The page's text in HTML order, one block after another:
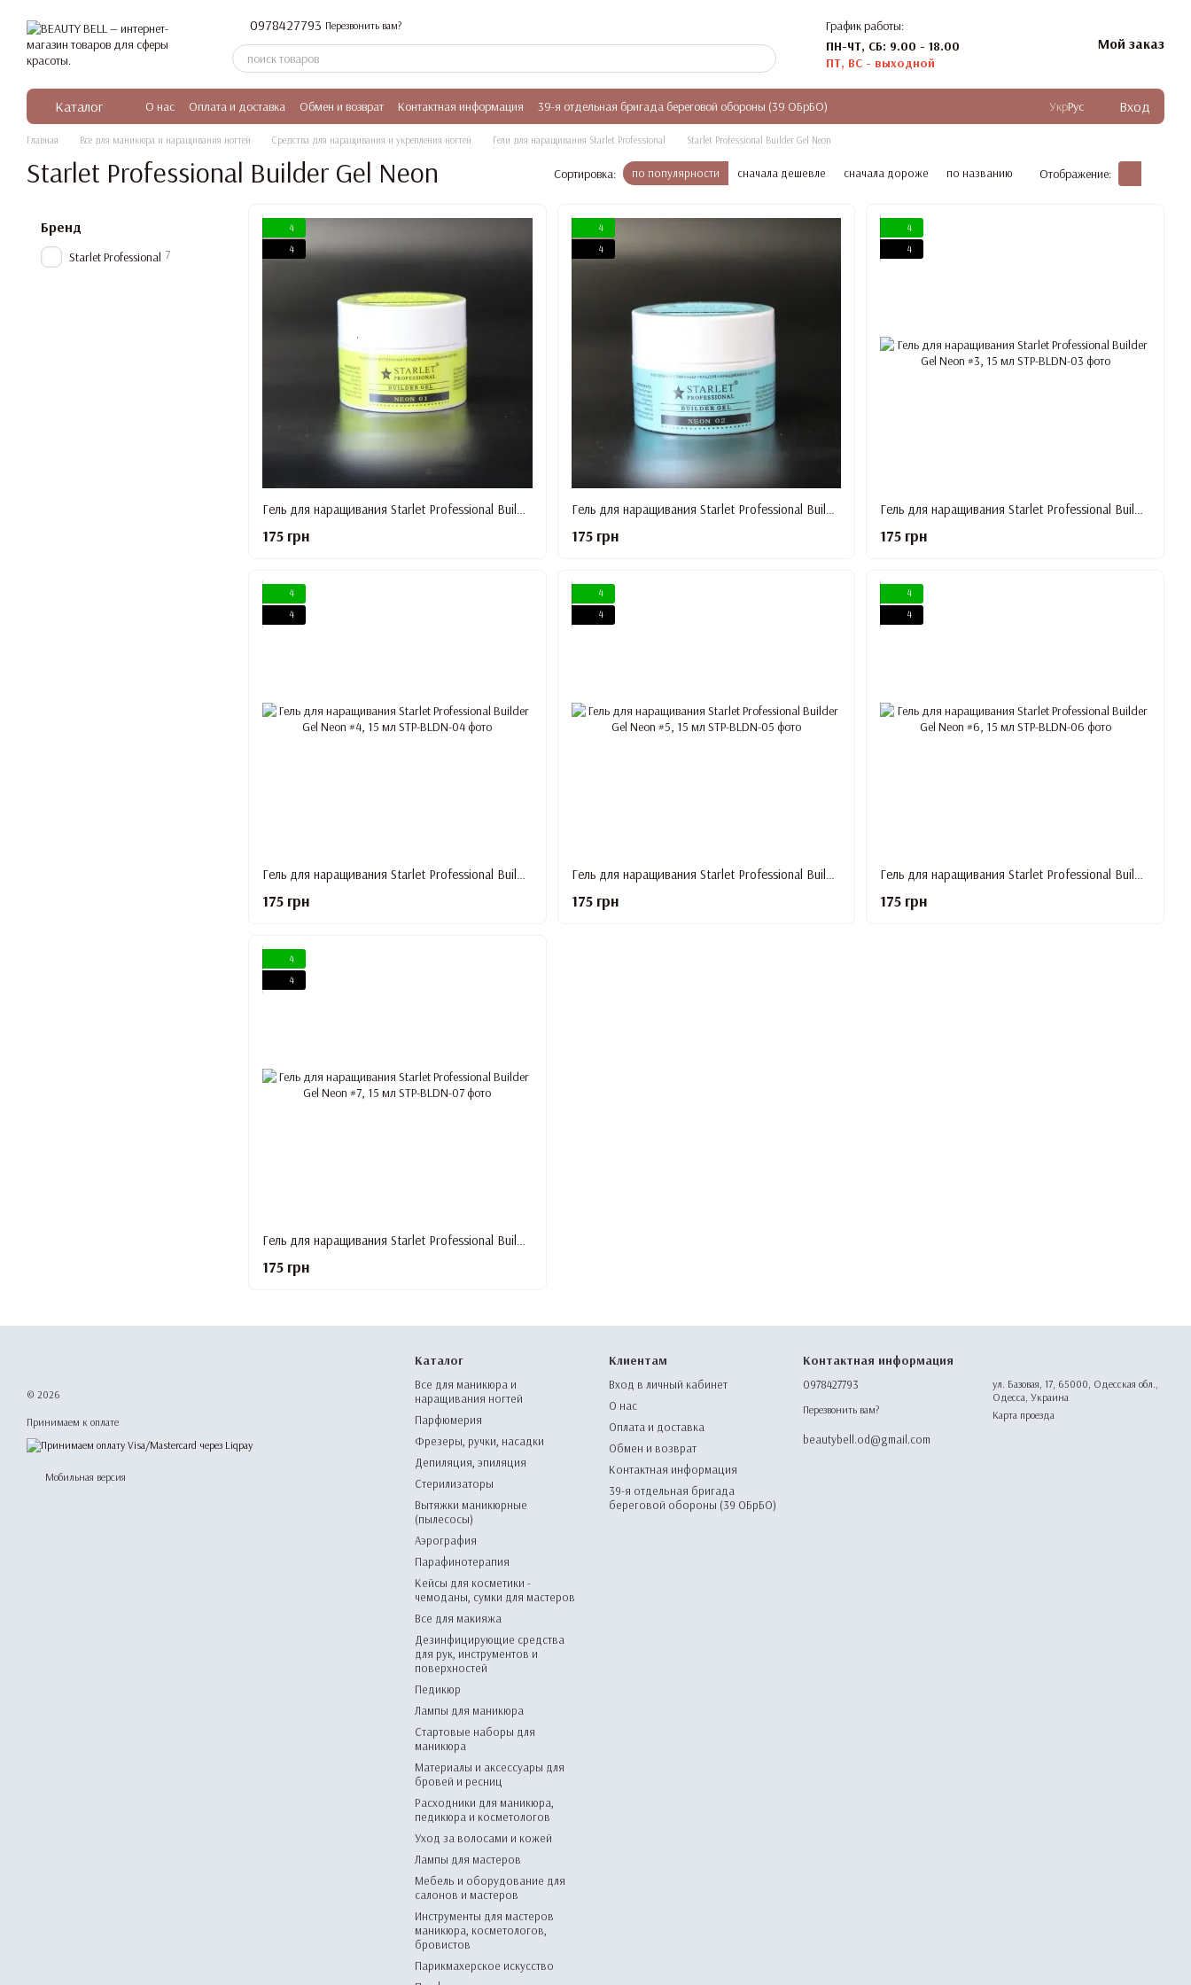
0978427793 Перезвонить вам?
График работы:
ПН-ЧТ, СБ: 9.00 - 18.00
ПТ, ВС - выходной
Мой заказ
Каталог О нас Оплата и доставка Обмен и возврат Контактная информация 39-я отдельная бригада береговой обороны (39 ОБрБО) УкрРус Вход
Главная Все для маникюра и наращивания ногтей Средства для наращивания и укрепления ногтей Гели для наращивания Starlet Professional Starlet Professional Builder Gel Neon
Starlet Professional Builder Gel Neon Сортировка: по популярности сначала дешевле сначала дороже по названию Отображение:
4
4
175 грн
4
4
175 грн
4
4
175 грн
4
4
Гель для наращивания Starlet Professional Builder Gel Neon #4, 15 мл
175 грн
4
4
Гель для наращивания Starlet Professional Builder Gel Neon #5, 15 мл
175 грн
4
4
Гель для наращивания Starlet Professional Builder Gel Neon #6, 15 мл
175 грн
4
4
Гель для наращивания Starlet Professional Builder Gel Neon #7, 15 мл
175 грн
Бренд
Starlet Professional 7
© 2026
Принимаем к оплате
Мобильная версия
Каталог
Все для маникюра и
наращивания ногтей
Парфюмерия
Фрезеры, ручки, насадки
Депиляция, эпиляция
Стерилизаторы
Вытяжки маникюрные
(пылесосы)
Аэрография
Парафинотерапия
Кейсы для косметики -
чемоданы, сумки для мастеров
Все для макияжа
Дезинфицирующие средства
для рук, инструментов и
поверхностей
Педикюр
Лампы для маникюра
Стартовые наборы для
маникюра
Материалы и аксессуары для
бровей и ресниц
Расходники для маникюра,
педикюра и косметологов
Уход за волосами и кожей
Лампы для мастеров
Мебель и оборудование для
салонов и мастеров
Инструменты для мастеров
маникюра, косметологов,
бровистов
Парикмахерское искусство
Клиентам
Вход в личный кабинет
О нас
Оплата и доставка
Обмен и возврат
Контактная информация
39-я отдельная бригада
береговой обороны (39 ОБрБО)
Контактная информация
0978427793
Перезвонить вам?
beautybell.od@gmail.com
ул. Базовая, 17, 65000, Одесская обл.,
Одесса, Украина
Карта проезда